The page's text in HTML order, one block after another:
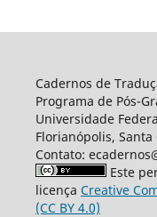
Cadernos de
Programa de Pós-
Universidade
Florianópolis,
Contato:
Este
licença Creative
(CC BY 4.0)